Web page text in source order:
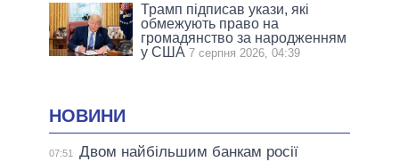
Трамп підписав укази, які
обмежують право на
громадянство за народженням
у США 7 серпня 2026, 04:39
НОВИНИ
07:51
Двом найбільшим банкам росії